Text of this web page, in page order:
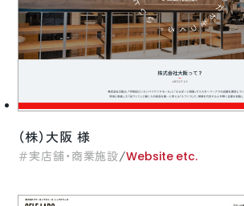
（株）大阪 様
実店舗・商業施設 /Website etc.